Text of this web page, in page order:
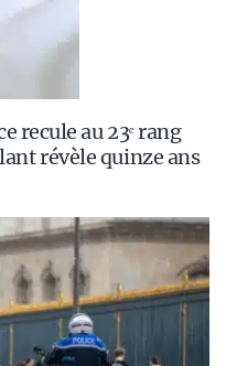
recule au 23ᵉ rang
révèle quinze ans